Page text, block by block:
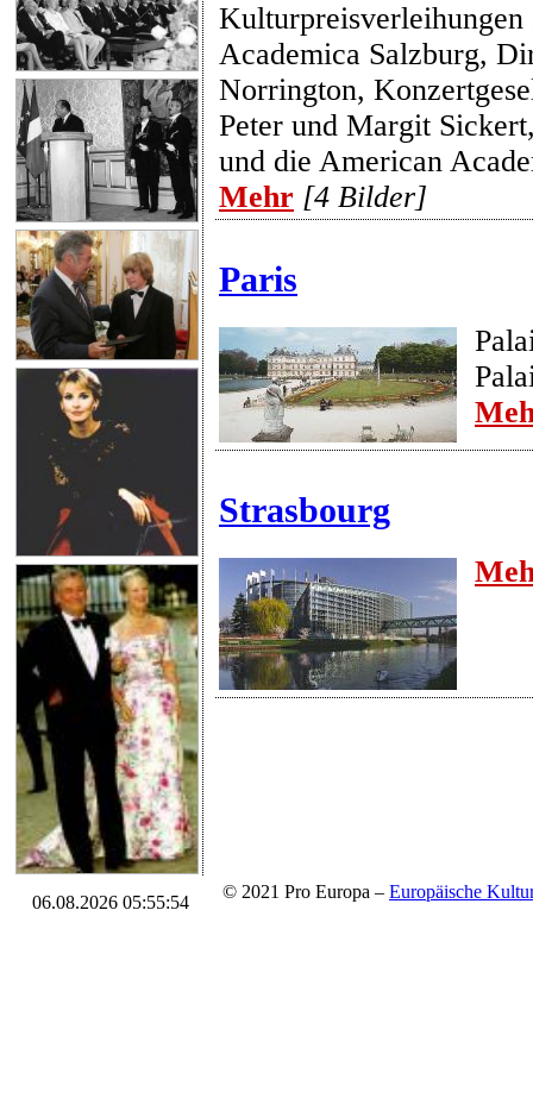
Kulturpreisverleihungen
Academica Salzburg,
Norrington,
Peter und Margit
und die American
Mehr [4 Bilder]
Paris
Strasbourg
06.08.2026 05:55:54
© 2021 Pro Europa – Europäische